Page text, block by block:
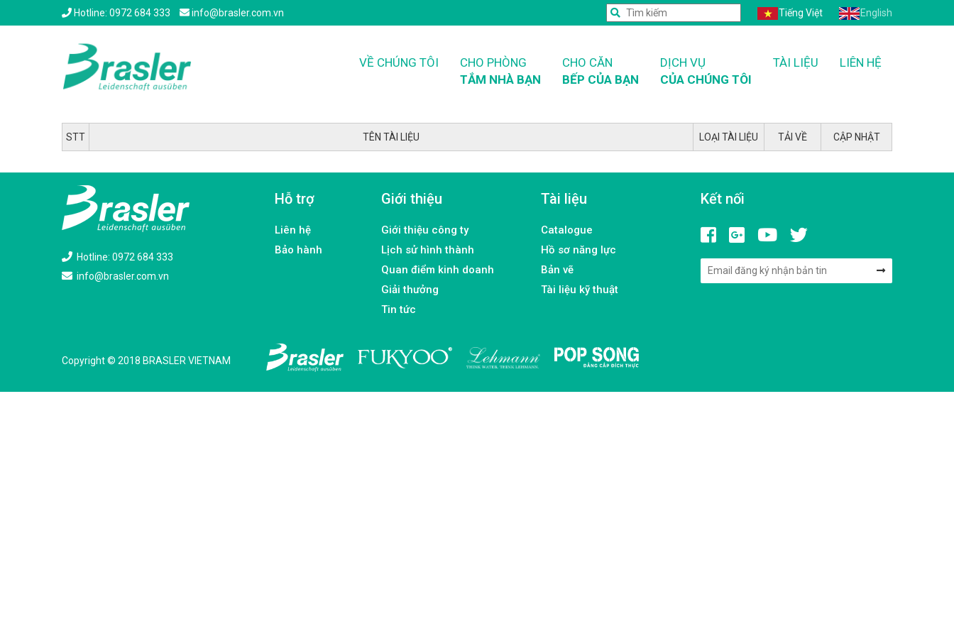
Hotline: 0972 684 333 info@brasler.com.vn Tiếng Việt English
VỀ CHÚNG TÔI
CHO PHÒNG
TẮM NHÀ BẠN
CHO CĂN
BẾP CỦA BẠN
DỊCH VỤ
CỦA CHÚNG TÔI
TÀI LIỆU LIÊN HỆ
STT TÊN TÀI LIỆU LOẠI TÀI LIỆU TẢI VỀ CẬP NHẬT
Hotline: 0972 684 333
info@brasler.com.vn
Hỗ trợ
Liên hệ
Bảo hành
Giới thiệu
Giới thiệu công ty
Lịch sử hình thành
Quan điểm kinh doanh
Giải thưởng
Tin tức
Tài liệu
Catalogue
Hồ sơ năng lực
Bản vẽ
Tài liệu kỹ thuật
Kết nối
Copyright © 2018 BRASLER VIETNAM